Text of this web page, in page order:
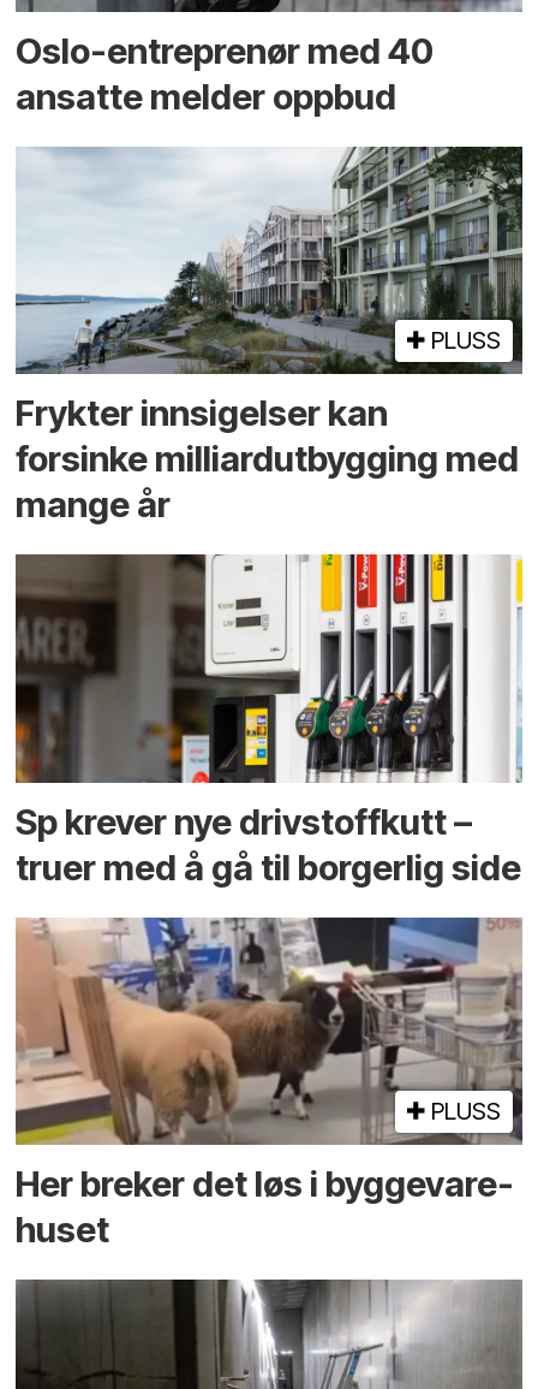
Oslo-entreprenør med 40
ansatte melder oppbud
PLUSS
Frykter innsigelser kan
forsinke milliard­utbygging med
mange år
Sp krever nye drivstoffkutt –
truer med å gå til borgerlig side
PLUSS
Her breker det løs i bygge­vare­
huset